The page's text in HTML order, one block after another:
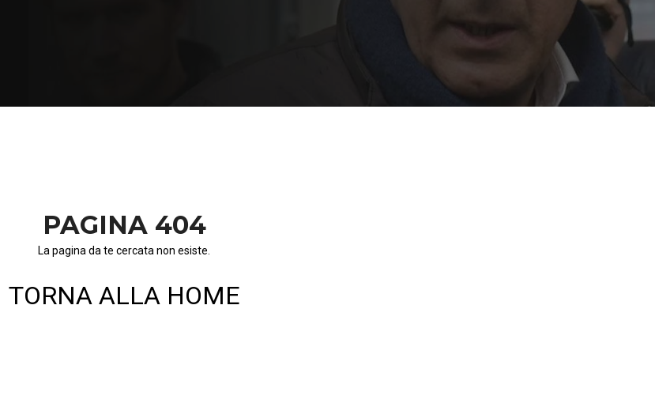
PAGINA 404
La pagina da te cercata non esiste.
TORNA ALLA HOME